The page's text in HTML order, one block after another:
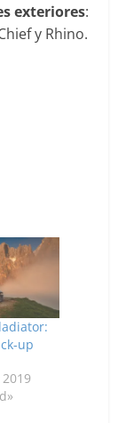
exteriores:
y Rhino.
up